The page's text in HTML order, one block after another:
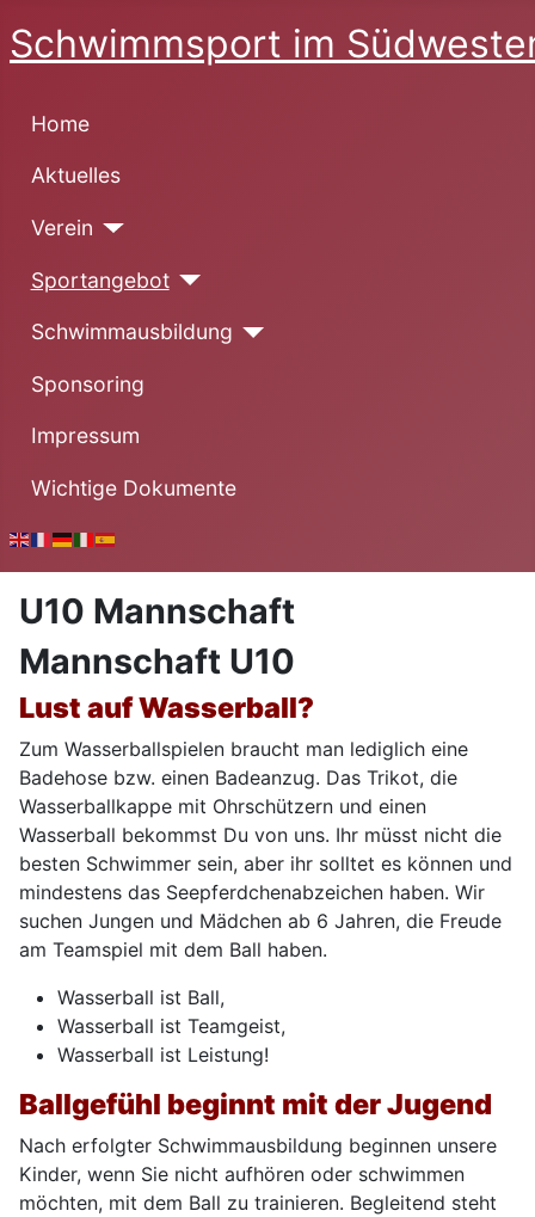
Schwimmsport im
Home
Aktuelles
Verein
Sportangebot
Schwimmausbildung
Sponsoring
Impressum
Wichtige Dokumente
U10 Mannschaft
Mannschaft U10
Lust auf Wasserball?
Zum Wasserballspielen braucht man lediglich eine
Badehose bzw. einen Badeanzug. Das Trikot, die
Wasserballkappe mit Ohrschützern und einen
Wasserball bekommst Du von uns. Ihr müsst nicht die
besten Schwimmer sein, aber ihr solltet es können und
mindestens das Seepferdchenabzeichen haben. Wir
suchen Jungen und Mädchen ab 6 Jahren, die Freude
am Teamspiel mit dem Ball haben.
Wasserball ist Ball,
Wasserball ist Teamgeist,
Wasserball ist Leistung!
Ballgefühl beginnt mit der Jugend
Nach erfolgter Schwimmausbildung beginnen unsere
Kinder, wenn Sie nicht aufhören oder schwimmen
möchten, mit dem Ball zu trainieren. Begleitend steht